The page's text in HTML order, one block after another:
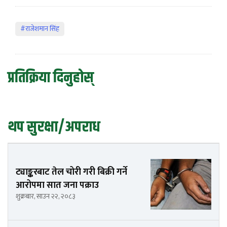
#राजेशमान सिंह
प्रतिक्रिया दिनुहोस्
थप सुरक्षा/अपराध
ट्याङ्करबाट तेल चोरी गरी बिक्री गर्ने
आरोपमा सात जना पक्राउ
शुक्रबार, साउन २२, २०८३